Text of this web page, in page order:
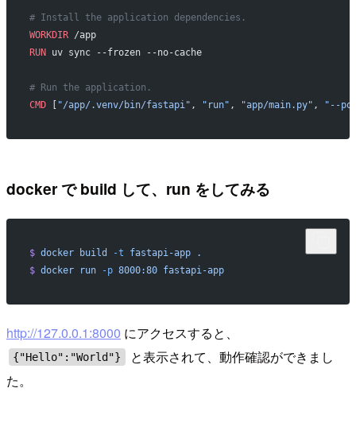
# Install the application dependencies.
WORKDIR /app
RUN uv sync --frozen --no-cache
# Run the application.
CMD [ "/app/.venv/bin/fastapi" , "run" , "app/main.py" , "--
docker で build して、run をしてみる
$ docker build -t fastapi-app .
$ docker run -p 8000:80 fastapi-app
http://127.0.0.1:8000 にアクセスすると、
{"Hello":"World"}
と表示されて、動作確認ができまし
た。